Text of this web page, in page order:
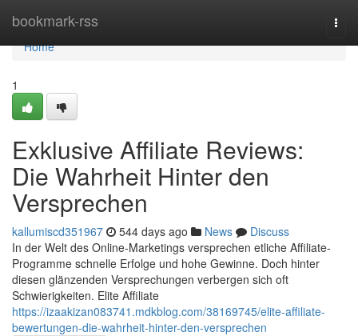
bookmark-rss
Home
Home
1
Exklusive Affiliate Reviews:
Die Wahrheit Hinter den
Versprechen
kallumiscd351967 544 days ago News
Discuss
In der Welt des Online-Marketings versprechen etliche Affiliate-
Programme schnelle Erfolge und hohe Gewinne. Doch hinter
diesen glänzenden Versprechungen verbergen sich oft
Schwierigkeiten. Elite Affiliate
https://izaakizan083741.mdkblog.com/38169745/elite-affiliate-
bewertungen-die-wahrheit-hinter-den-versprechen